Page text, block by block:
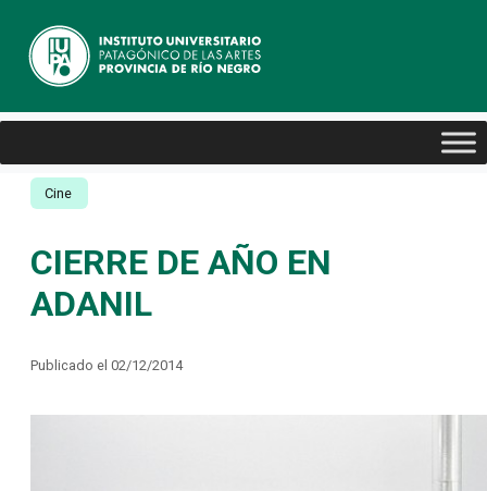
Cine
CIERRE DE AÑO EN
ADANIL
Publicado el 02/12/2014